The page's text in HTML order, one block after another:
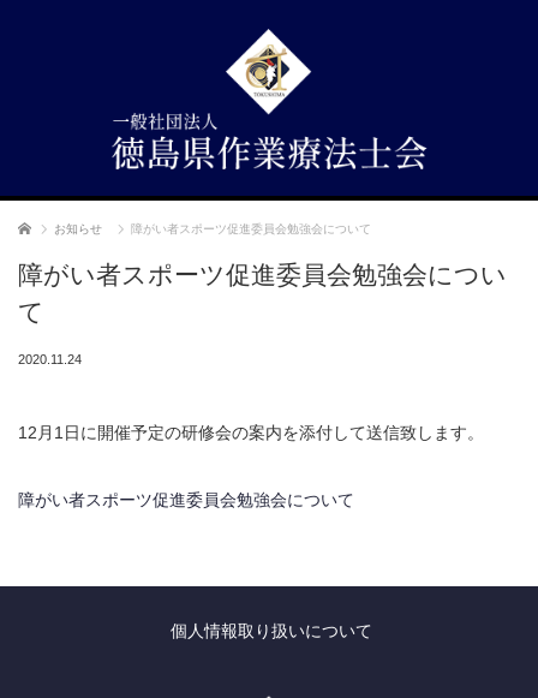
ホーム お知らせ 障がい者スポーツ促進委員会勉強会について
障がい者スポーツ促進委員会勉強会につい
て
2020.11.24
12月1日に開催予定の研修会の案内を添付して送信致します。
障がい者スポーツ促進委員会勉強会について
個人情報取り扱いについて